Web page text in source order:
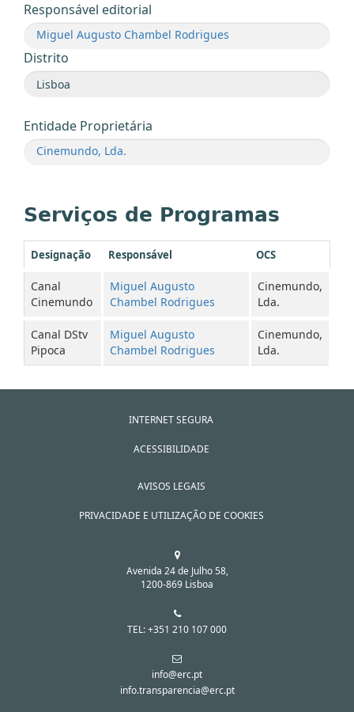
Responsável editorial
Miguel Augusto Chambel Rodrigues
Distrito
Entidade Proprietária
Cinemundo, Lda.
Serviços de Programas
Designação Responsável OCS
Canal
Cinemundo
Miguel Augusto
Chambel Rodrigues
Cinemundo,
Lda.
Canal DStv
Pipoca
Miguel Augusto
Chambel Rodrigues
Cinemundo,
Lda.
INTERNET SEGURA
ACESSIBILIDADE
AVISOS LEGAIS
PRIVACIDADE E UTILIZAÇÃO DE COOKIES
Avenida 24 de Julho 58,
1200-869 Lisboa
TEL: +351 210 107 000
info@erc.pt
info.transparencia@erc.pt